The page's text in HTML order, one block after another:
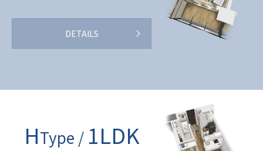
DETAILS
HType / 1LDK